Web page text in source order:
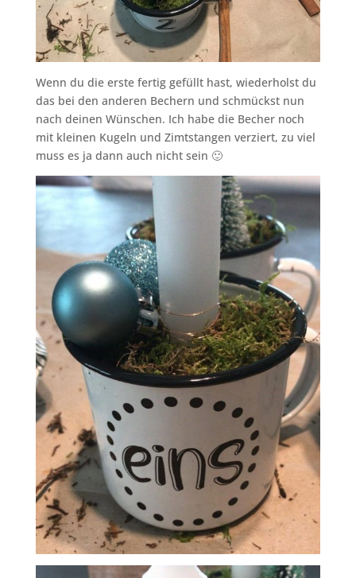
Wenn du die erste fertig gefüllt hast, wiederholst du
das bei den anderen Bechern und schmückst nun
nach deinen Wünschen. Ich habe die Becher noch
mit kleinen Kugeln und Zimtstangen verziert, zu viel
muss es ja dann auch nicht sein 🙂